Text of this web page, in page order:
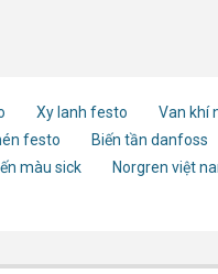
Xy lanh festo Van khí
festo Biến tần danfoss
màu sick Norgren việt